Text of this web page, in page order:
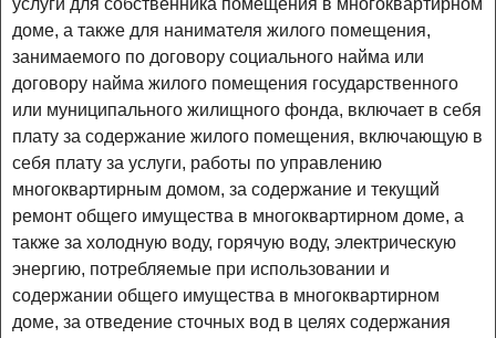
услуги для собственника помещения в многоквартирном
доме, а также для нанимателя жилого помещения,
занимаемого по договору социального найма или
договору найма жилого помещения государственного
или муниципального жилищного фонда, включает в себя
плату за содержание жилого помещения, включающую в
себя плату за услуги, работы по управлению
многоквартирным домом, за содержание и текущий
ремонт общего имущества в многоквартирном доме, а
также за холодную воду, горячую воду, электрическую
энергию, потребляемые при использовании и
содержании общего имущества в многоквартирном
доме, за отведение сточных вод в целях содержания